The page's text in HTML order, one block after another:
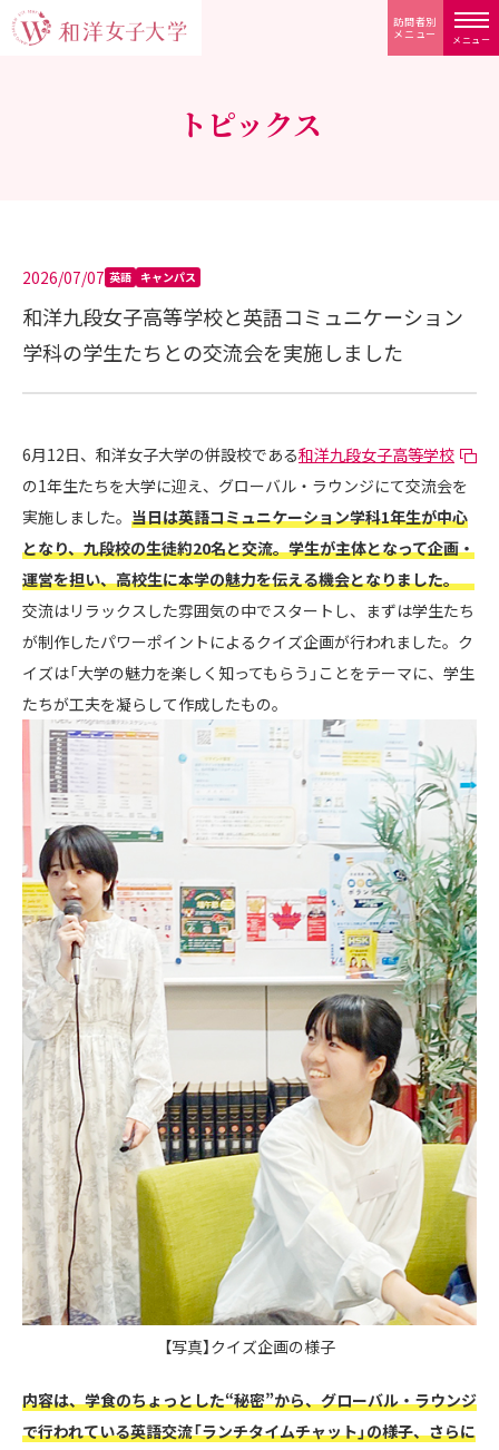
メニュー
訪問者別
メニュー
トピックス
2026/07/07 英語 キャンパス
和洋九段女子高等学校と英語コミュニケーション
学科の学生たちとの交流会を実施しました
6月12日、和洋女子大学の併設校である和洋九段女子高等学校
の1年生たちを大学に迎え、グローバル・ラウンジにて交流会を
実施しました。 当日は英語コミュニケーション学科1年生が中心
となり、九段校の生徒約20名と交流。学生が主体となって企画・
運営を担い、高校生に本学の魅力を伝える機会となりました。
交流はリラックスした雰囲気の中でスタートし、まずは学生たち
が制作したパワーポイントによるクイズ企画が行われました。ク
イズは「大学の魅力を楽しく知ってもらう」ことをテーマに、学生
たちが工夫を凝らして作成したもの。
【写真】クイズ企画の様子
内容は、学食のちょっとした“秘密”から、グローバル・ラウンジ
で行われている英語交流「ランチタイムチャット」の様子、さらに